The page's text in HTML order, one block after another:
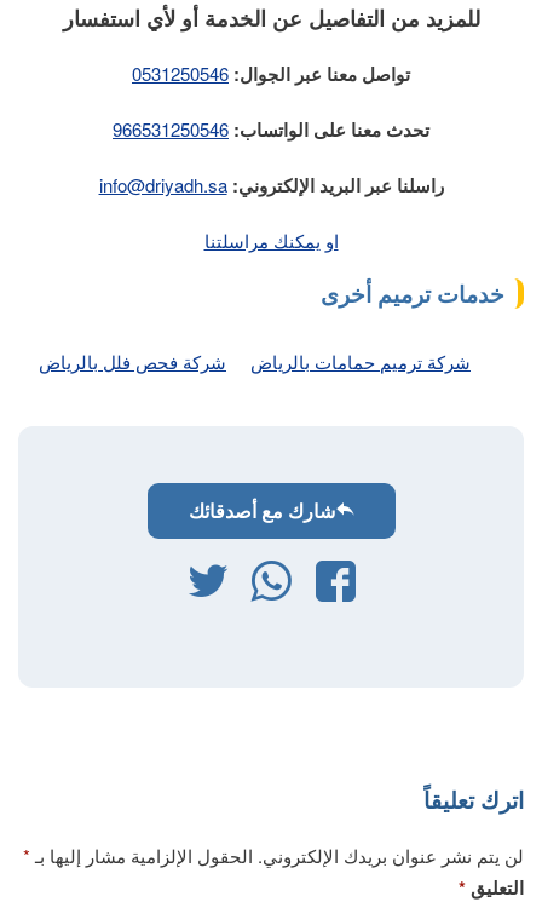
للمزيد من التفاصيل عن الخدمة أو لأي استفسار
تواصل معنا عبر الجوال: 0531250546
تحدث معنا على الواتساب: 966531250546
راسلنا عبر البريد الإلكتروني:info@driyadh.sa
او يمكنك مراسلتنا
خدمات ترميم أخرى
شركة ترميم حمامات بالرياض شركة فحص فلل بالرياض
شارك مع أصدقائك
فيسبوكواتساب
اترك تعليقاً
لن يتم نشر عنوان بريدك الإلكتروني. الحقول الإلزامية مشار إليها بـ *
التعليق*